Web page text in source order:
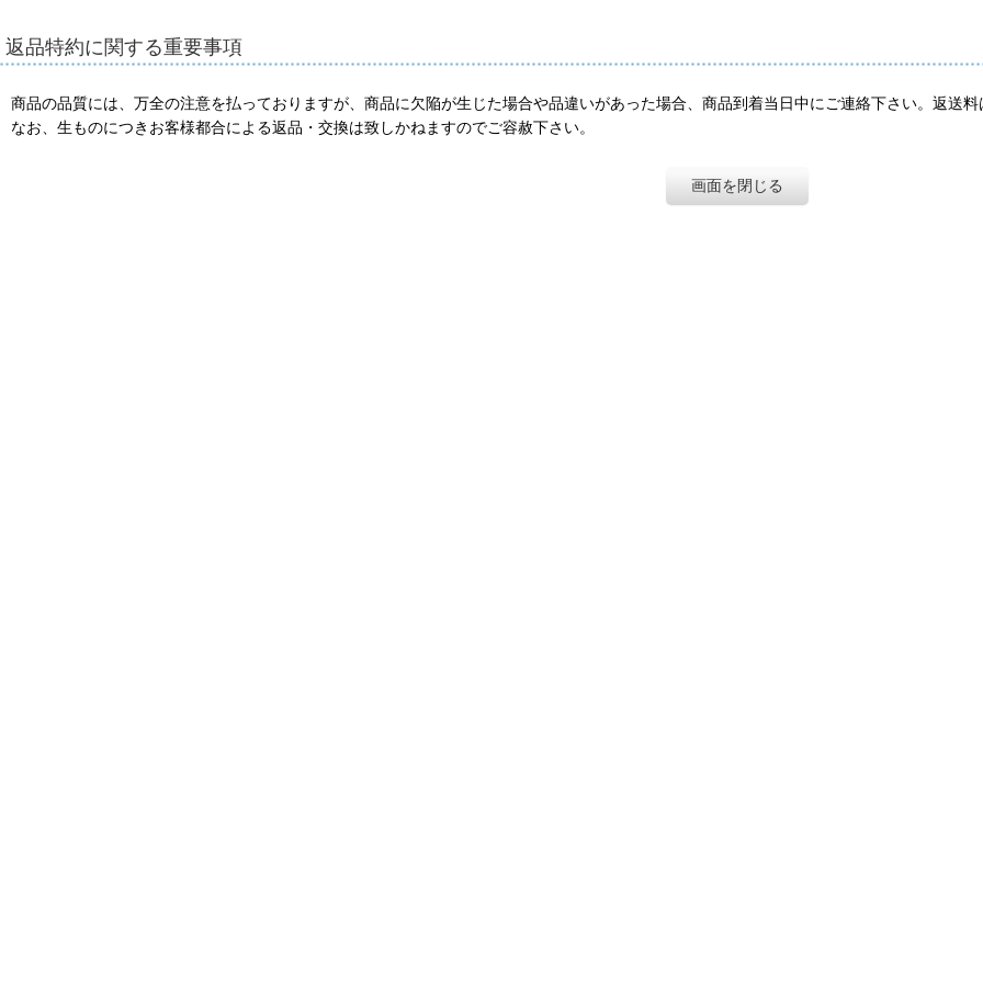
返品特約に関する重要事項
商品の品質には、万全の注意を払っておりますが、商品に欠陥が生じた場合や品違いがあった場合、商品到着当日中にご連絡下さい。返送料
なお、生ものにつきお客様都合による返品・交換は致しかねますのでご容赦下さい。
画面を閉じる